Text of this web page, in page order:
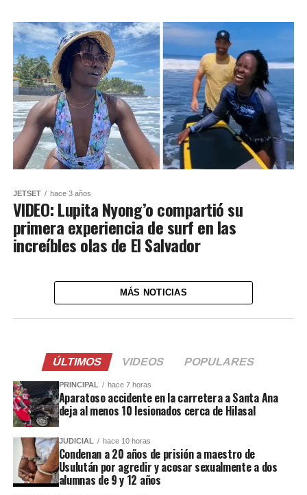
JETSET hace 3 años
VIDEO: Lupita Nyong’o compartió su
primera experiencia de surf en las
increíbles olas de El Salvador
MÁS NOTICIAS
ÚLTIMOS VIDEOS POPULARES
PRINCIPAL hace 7 horas
Aparatoso accidente en la carretera a Santa Ana
deja al menos 10 lesionados cerca de Hilasal
JUDICIAL hace 10 horas
Condenan a 20 años de prisión a maestro de
Usulután por agredir y acosar sexualmente a dos
alumnas de 9 y 12 años